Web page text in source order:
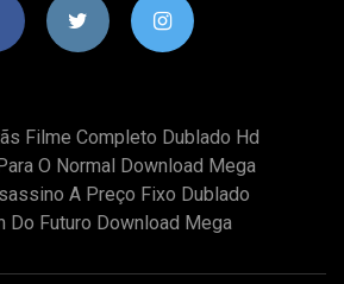
Filme Completo Dublado Hd
O Normal Download Mega
A Preço Fixo Dublado
Do Futuro Download Mega